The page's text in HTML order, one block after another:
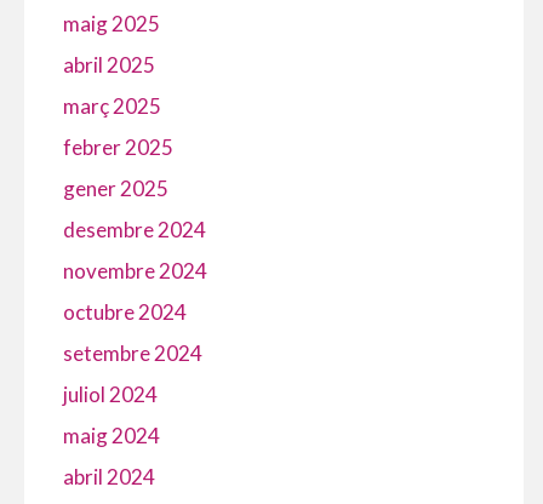
maig 2025
abril 2025
març 2025
febrer 2025
gener 2025
desembre 2024
novembre 2024
octubre 2024
setembre 2024
juliol 2024
maig 2024
abril 2024